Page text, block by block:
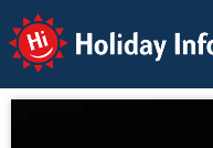
Holiday Info